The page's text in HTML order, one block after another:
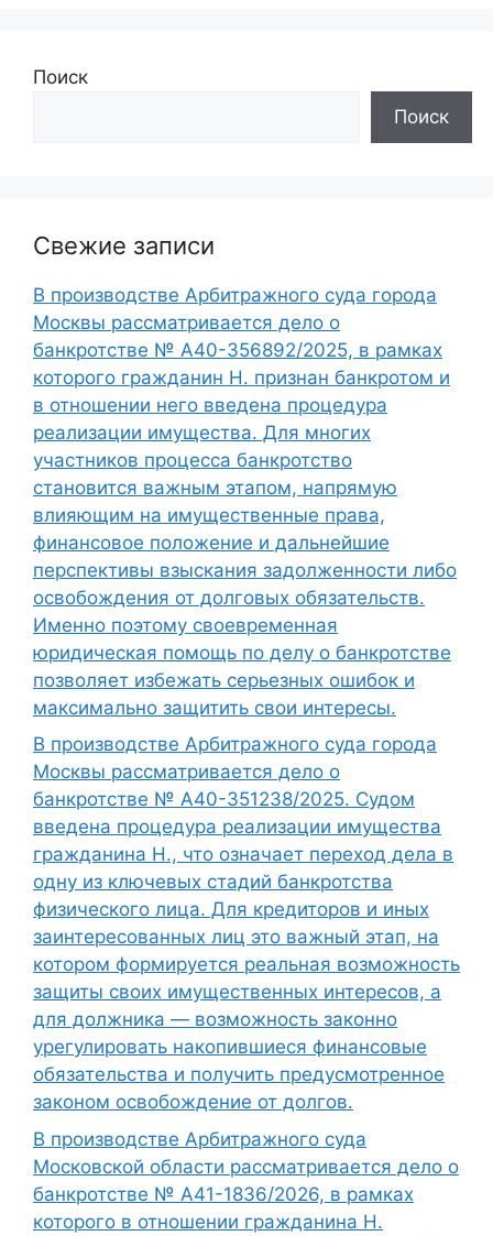
Поиск
Поиск
Свежие записи
В производстве Арбитражного суда города
Москвы рассматривается дело о
банкротстве № А40-356892/2025, в рамках
которого гражданин Н. признан банкротом и
в отношении него введена процедура
реализации имущества. Для многих
участников процесса банкротство
становится важным этапом, напрямую
влияющим на имущественные права,
финансовое положение и дальнейшие
перспективы взыскания задолженности либо
освобождения от долговых обязательств.
Именно поэтому своевременная
юридическая помощь по делу о банкротстве
позволяет избежать серьезных ошибок и
максимально защитить свои интересы.
В производстве Арбитражного суда города
Москвы рассматривается дело о
банкротстве № А40-351238/2025. Судом
введена процедура реализации имущества
гражданина Н., что означает переход дела в
одну из ключевых стадий банкротства
физического лица. Для кредиторов и иных
заинтересованных лиц это важный этап, на
котором формируется реальная возможность
защиты своих имущественных интересов, а
для должника — возможность законно
урегулировать накопившиеся финансовые
обязательства и получить предусмотренное
законом освобождение от долгов.
В производстве Арбитражного суда
Московской области рассматривается дело о
банкротстве № А41-1836/2026, в рамках
которого в отношении гражданина Н.